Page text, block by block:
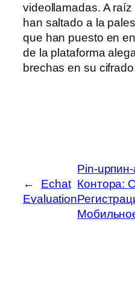
videollamadas. A
han saltado a la
que han puesto en
de la plataforma
brechas en su
←
Echat
Evaluation
Pin-
Контора: